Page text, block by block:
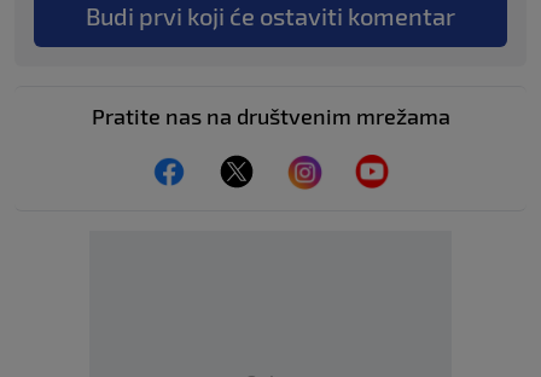
Budi prvi koji će ostaviti komentar
Pratite nas na društvenim mrežama